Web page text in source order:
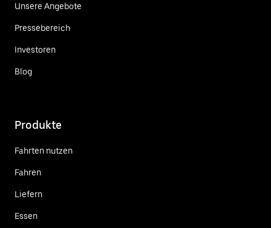
Unsere Angebote
Pressebereich
Investoren
Blog
Produkte
Fahrten nutzen
Fahren
Liefern
Essen